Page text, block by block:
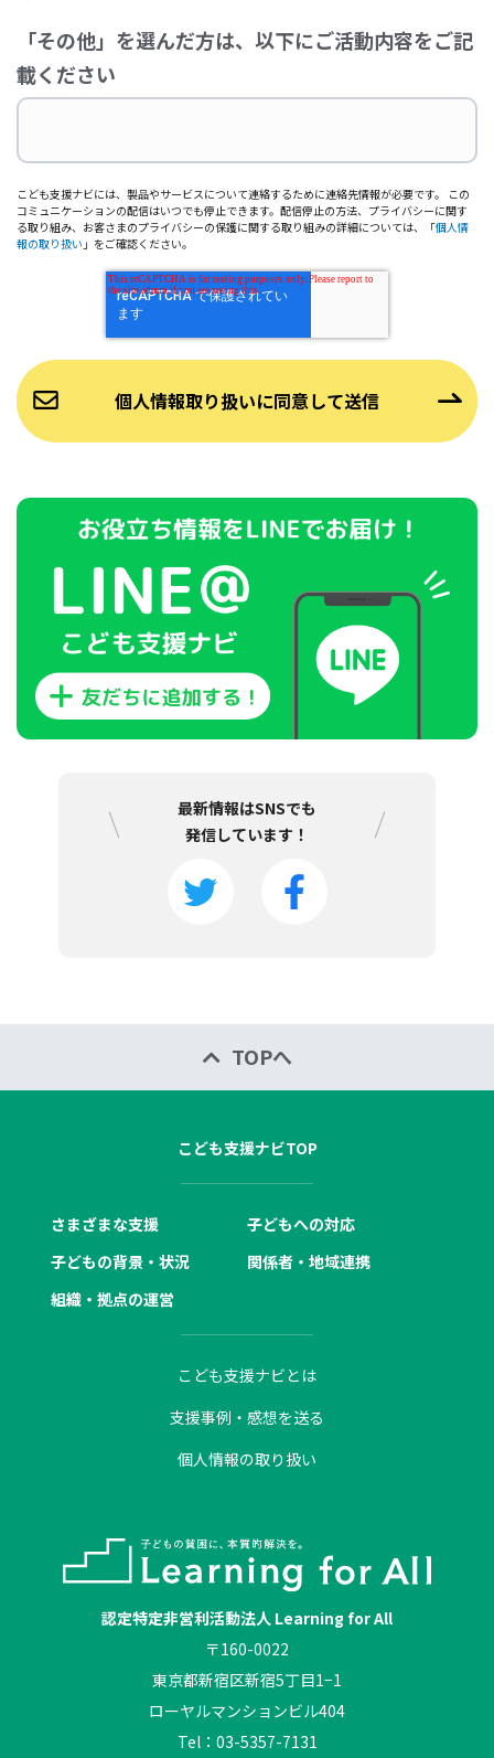
「その他」を選んだ方は、以下にご活動内容をご記
載ください
こども支援ナビには、製品やサービスについて連絡するために連絡先情報が必要です。 この
コミュニケーションの配信はいつでも停止できます。配信停止の方法、プライバシーに関す
る取り組み、お客さまのプライバシーの保護に関する取り組みの詳細については、「個人情
報の取り扱い 」をご確認ください。
最新情報はSNSでも
発信しています！
TOPへ
こども支援ナビTOP
さまざまな支援
子どもへの対応
子どもの背景・状況
関係者・地域連携
組織・拠点の運営
こども支援ナビとは
支援事例・感想を送る
個人情報の取り扱い
認定特定非営利活動法人 Learning for All
〒160-0022
東京都新宿区新宿5丁目1−1
ローヤルマンションビル404
Tel：03-5357-7131